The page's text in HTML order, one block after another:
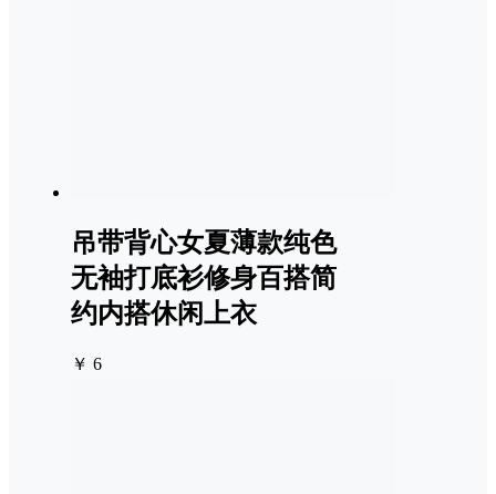
吊带背心女夏薄款纯色
无袖打底衫修身百搭简
约内搭休闲上衣
￥ 6